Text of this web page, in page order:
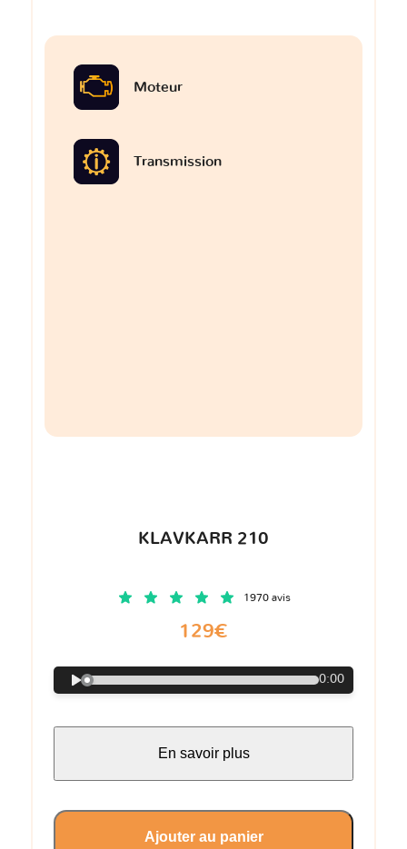
Moteur
Transmission
KLAVKARR 210
1970 avis
129€
0:00
En savoir plus
Ajouter au panier